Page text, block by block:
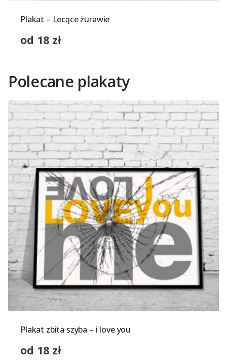
Plakat – Lecące żurawie
od 18 zł
Polecane plakaty
Plakat zbita szyba – i love you
od 18 zł